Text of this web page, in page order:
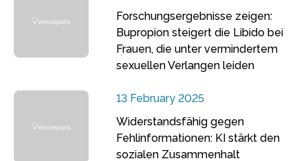
Forschungsergebnisse zeigen:
Bupropion steigert die Libido bei
Frauen, die unter vermindertem
sexuellen Verlangen leiden
13 February 2025
Widerstandsfähig gegen
Fehlinformationen: KI stärkt den
sozialen Zusammenhalt